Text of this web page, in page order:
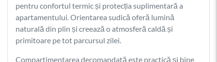
pentru confortul termic și protecția suplimentară a
apartamentului. Orientarea sudică oferă lumină
naturală din plin și creează o atmosferă caldă și
primitoare pe tot parcursul zilei.
Compartimentarea decomandată este practică și bine